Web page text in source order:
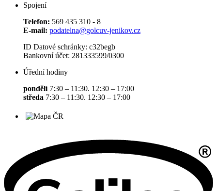
Spojení
Telefon: 569 435 310 - 8
E-mail: podatelna@golcuv-jenikov.cz
ID Datové schránky: c32begb
Bankovní účet: 281333599/0300
Úřední hodiny
pondělí7:30 – 11:30. 12:30 – 17:00
středa 7:30 – 11:30. 12:30 – 17:00